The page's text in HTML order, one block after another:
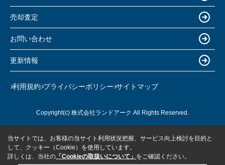
売却査定
お問い合わせ
更新情報
利用規約 プライバシーポリシー サイトマップ
Copyright(c) 株式会社ランドアーク All Rights Reserved.
当サイトでは、お客様の当サイト利用状況把握、サービス向上検討を目的と
して、クッキー（Cookie）を使用しています。
詳しくは、当社の 「Cookieの取扱いについて」 をご確認ください。